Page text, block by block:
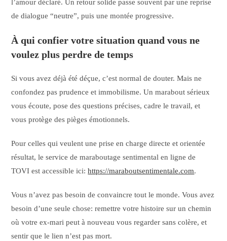
l’amour déclaré. Un retour solide passe souvent par une reprise
de dialogue “neutre”, puis une montée progressive.
À qui confier votre situation quand vous ne
voulez plus perdre de temps
Si vous avez déjà été déçue, c’est normal de douter. Mais ne
confondez pas prudence et immobilisme. Un marabout sérieux
vous écoute, pose des questions précises, cadre le travail, et
vous protège des pièges émotionnels.
Pour celles qui veulent une prise en charge directe et orientée
résultat, le service de maraboutage sentimental en ligne de
TOVI est accessible ici:https://maraboutsentimentale.com.
Vous n’avez pas besoin de convaincre tout le monde. Vous avez
besoin d’une seule chose: remettre votre histoire sur un chemin
où votre ex-mari peut à nouveau vous regarder sans colère, et
sentir que le lien n’est pas mort.